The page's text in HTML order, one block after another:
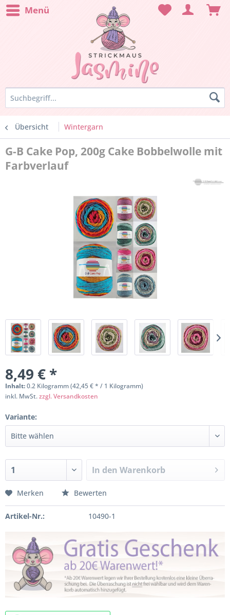
Menü
Übersicht Wintergarn
G-B Cake Pop, 200g Cake Bobbelwolle mit
Farbverlauf
8,49 € *
Inhalt:0.2 Kilogramm (42,45 € * / 1 Kilogramm)
inkl. MwSt.zzgl. Versandkosten
Variante:
In den Warenkorb
Merken Bewerten
Artikel-Nr.: 10490-1